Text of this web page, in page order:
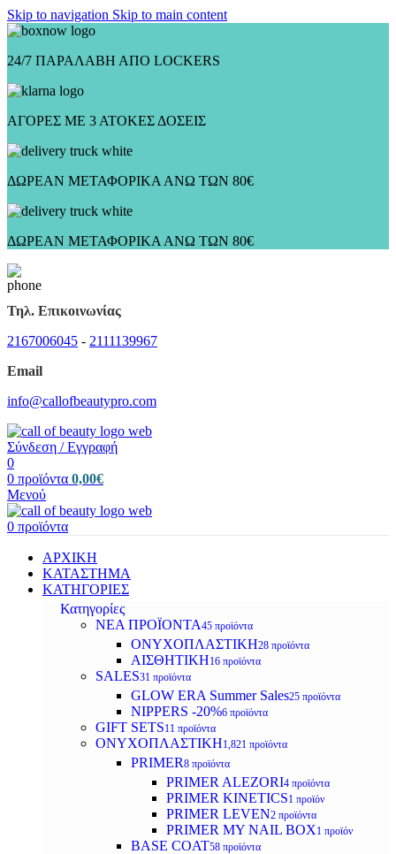
Skip to navigation Skip to main content
24/7 ΠΑΡΑΛΑΒΗ ΑΠΟ LOCKERS
ΑΓΟΡΕΣ ΜΕ 3 ΑΤΟΚΕΣ ΔΟΣΕΙΣ
ΔΩΡΕΑΝ ΜΕΤΑΦΟΡΙΚΑ ΑΝΩ ΤΩΝ 80€
ΔΩΡΕΑΝ ΜΕΤΑΦΟΡΙΚΑ ΑΝΩ ΤΩΝ 80€
Τηλ. Επικοινωνίας
2167006045 - 2111139967
Email
info@callofbeautypro.com
Σύνδεση / Εγγραφή
0
0 προϊόντα 0,00€
Μενού
0 προϊόντα
ΑΡΧΙΚΗ
ΚΑΤΑΣΤΗΜΑ
ΚΑΤΗΓΟΡΙΕΣ
Κατηγορίες
ΝΕΑ ΠΡΟΪΟΝΤΑ45 προϊόντα
ΟΝΥΧΟΠΛΑΣΤΙΚΗ28 προϊόντα
ΑΙΣΘΗΤΙΚΗ16 προϊόντα
SALES31 προϊόντα
GLOW ERA Summer Sales25 προϊόντα
NIPPERS -20%6 προϊόντα
GIFT SETS11 προϊόντα
ΟΝΥΧΟΠΛΑΣΤΙΚΗ1,821 προϊόντα
PRIMER8 προϊόντα
PRIMER ALEZORI4 προϊόντα
PRIMER KINETICS1 προϊόν
PRIMER LEVEN2 προϊόντα
PRIMER MY NAIL BOX1 προϊόν
BASE COAT58 προϊόντα